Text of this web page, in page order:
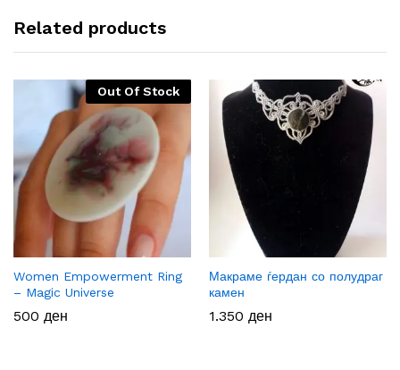
Related products
Out Of Stock
Women Empowerment Ring
– Magic Universe
500 ден
Макраме ѓердан со полудраг
камен
1.350 ден